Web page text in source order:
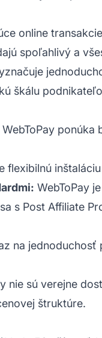
online
spoľahlivý a
škálu
WebToPay
flexibilnú
WebToPay
s Post Affiliate
na jednoduchosť
nie sú verejne
štruktúre.